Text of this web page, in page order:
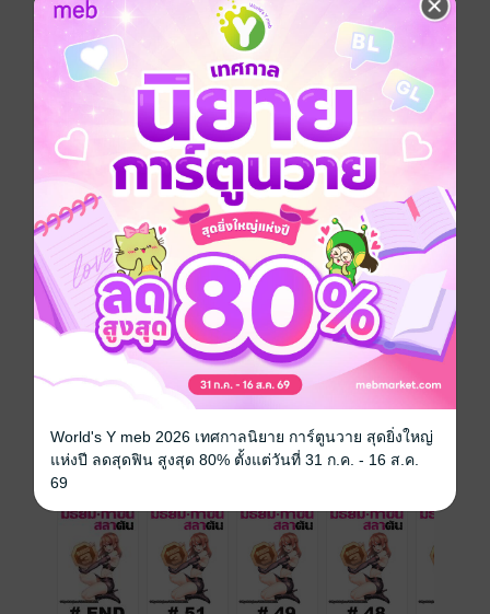
ที่นี่มีแต่คนเก่ง ๆ รึ แจ๋ว!! มาเปิดศึกกันเลย!! ฟุจิงามิ ทัตสึ
ยะ นักเรียนม.ปลายผู้มีมันสมองฉลาดหลักแหลม ความ
มั่นใจในตัวเองเต็มเปี่ยม หล่อลากดิน และเรื่องต่อยตีก็ไม่
เคยแพ้ใคร จนกระทั่งวันหนึ่งมีทูตจาก "MAD" สังเวียนต่อสู้
ในโลกใต้ดินมาหาเขาถึงถิ่น และทาบทามเขาเข้าร่วมใน
สังเวียนใต้ดินที่ไม่มีกติกา ต้องชนะเพื่อเอาตัวรอดเพียง
อย่างเดียวเท่านั้น!!
RANKER'S HIGH (รายตอน)
ประเภทไฟล์
วันที่วางขาย 19 กันยายน 2561
10 บาท
เล่มอื่นๆ ในซีรีส์
World's Y meb 2026 เทศกาลนิยาย การ์ตูนวาย สุดยิ่งใหญ่
แห่งปี ลดสุดฟิน สูงสุด 80% ตั้งแต่วันที่ 31 ก.ค. - 16 ส.ค.
69